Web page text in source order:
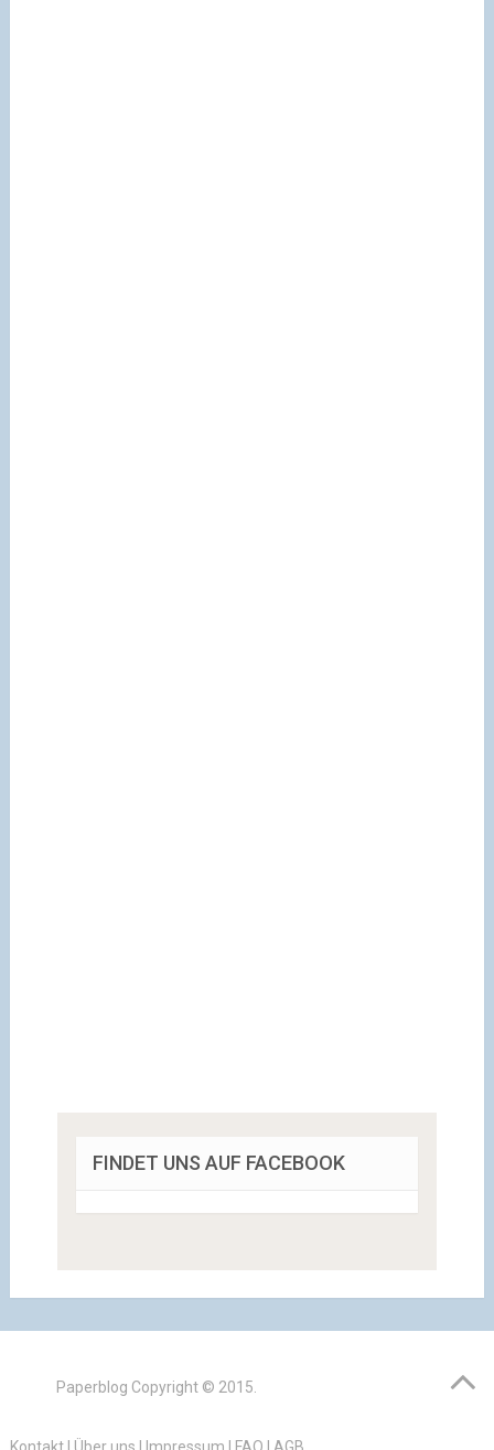
FINDET UNS AUF FACEBOOK
Paperblog Copyright © 2015.